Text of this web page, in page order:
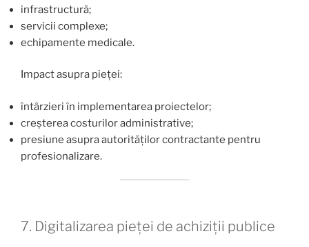
infrastructură;
servicii complexe;
echipamente medicale.
Impact asupra pieței:
întârzieri în implementarea proiectelor;
creșterea costurilor administrative;
presiune asupra autorităților contractante pentru
profesionalizare.
7. Digitalizarea pieței de achiziții publice